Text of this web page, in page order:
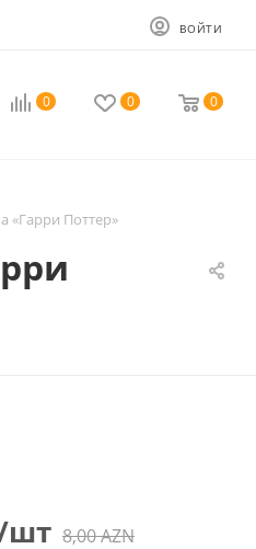
ВОЙТИ
0 0 0
«Гарри Поттер»
шт 8,00AZN